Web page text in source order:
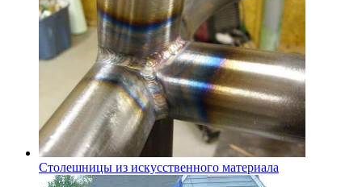
Столешницы из искусственного материала